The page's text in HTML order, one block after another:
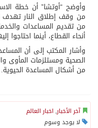
وأوضح “أوتشا” أن خطة
من وقف إطلاق النار تهدف
من تقديم المساعدات
أنحاء القطاع، أينما احتاجوا
وأشار المكتب إلى أن
الصحية ومستلزمات المأوى
من أشكال المساعدة الحيوية.
آخر الأخبار, اخبار العالم
لا يوجد وسوم